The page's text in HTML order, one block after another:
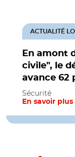
En amont
civile", le
avance 62
ACTUALITÉ
Sécurité
En savoir plus